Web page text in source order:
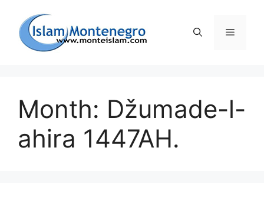
sadržaj
Month: Džumade-l-
ahira 1447AH.